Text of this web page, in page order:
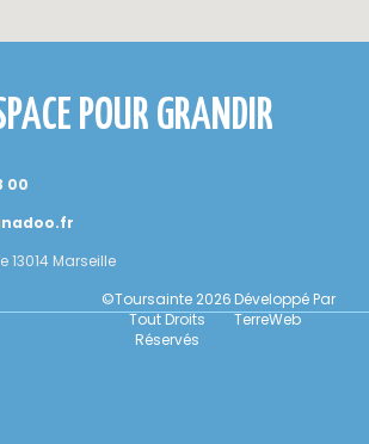
POUR GRANDIR
00
13014 Marseille
©Toursainte 2026
Tout Droits
Réservés
Développé Par
TerreWeb